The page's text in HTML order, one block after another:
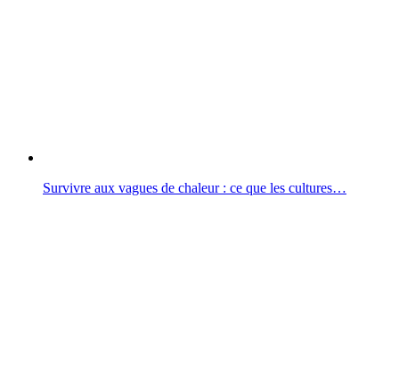
Survivre aux vagues de chaleur : ce que les cultures…